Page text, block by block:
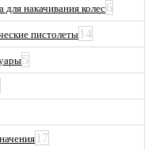
накачивания колес6
пистолеты 14
5
17